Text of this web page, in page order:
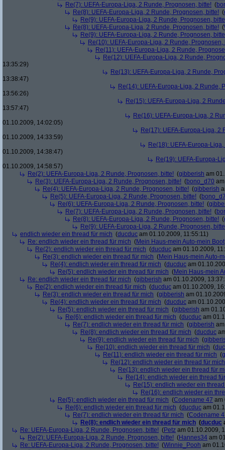
Re(7): UEFA-Europa-Liga, 2 Runde, Prognosen, bitte! (
Re(8): UEFA-Europa-Liga, 2 Runde, Prognosen, bitte! (
Re(9): UEFA-Europa-Liga, 2 Runde, Prognosen,
Re(8): UEFA-Europa-Liga, 2 Runde, Prognosen, bitte! (
Re(9): UEFA-Europa-Liga, 2 Runde, Prognosen,
Re(10): UEFA-Europa-Liga, 2 Runde, Prognosen,
Re(11): UEFA-Europa-Liga, 2 Runde,
Re(12): UEFA-Europa-Liga, 2 Runde,
13:35:29)
Re(13): UEFA-Europa-Liga, 2 Runde,
13:38:47)
Re(14): UEFA-Europa-Liga, 2 Runde,
13:56:26)
Re(15): UEFA-Europa-Liga, 2
13:57:47)
Re(16): UEFA-Europa-Liga, 2
01.10.2009, 14:02:05)
Re(17): UEFA-Europa-Liga, 2
01.10.2009, 14:33:59)
Re(18): UEFA-Europa-
01.10.2009, 14:38:47)
Re(19): UEFA-Europa-
01.10.2009, 14:58:57)
Re(2): UEFA-Europa-Liga, 2 Runde, Prognosen, bitte! (gibberish am
Re(3): UEFA-Europa-Liga, 2 Runde, Prognosen, bitte! (bono_d70
Re(4): UEFA-Europa-Liga, 2 Runde, Prognosen, bitte! (gibberish
Re(5): UEFA-Europa-Liga, 2 Runde, Prognosen, bitte! (
Re(6): UEFA-Europa-Liga, 2 Runde, Prognosen, bitte! (
Re(7): UEFA-Europa-Liga, 2 Runde, Prognosen, bitte! (
Re(8): UEFA-Europa-Liga, 2 Runde, Prognosen, bitte! (
Re(9): UEFA-Europa-Liga, 2 Runde, Prognosen,
endlich wieder ein thread für mich (ducduc am 01.10.2009, 11:55:11)
Re: endlich wieder ein thread für mich (Mein Haus-mein Auto-mein Boot
Re(2): endlich wieder ein thread für mich (ducduc am 01.10.2009,
Re(3): endlich wieder ein thread für mich (Mein Haus-mein Auto-
Re(4): endlich wieder ein thread für mich (ducduc am
Re(5): endlich wieder ein thread für mich (Mein Haus-mein
Re: endlich wieder ein thread für mich (gibberish am 01.10.2009,
Re(2): endlich wieder ein thread für mich (ducduc am 01.10.2009,
Re(3): endlich wieder ein thread für mich (gibberish am
Re(4): endlich wieder ein thread für mich (ducduc am
Re(5): endlich wieder ein thread für mich (gibberish am
Re(6): endlich wieder ein thread für mich (ducduc am
Re(7): endlich wieder ein thread für mich (gibberish
Re(8): endlich wieder ein thread für mich (ducduc
Re(9): endlich wieder ein thread für mich (
Re(10): endlich wieder ein thread für mich (
Re(11): endlich wieder ein thread für mich (
Re(12): endlich wieder ein thread für mich
Re(13): endlich wieder ein thread für
Re(14): endlich wieder ein thread
Re(15): endlich wieder ein
Re(16): endlich wieder ein
Re(5): endlich wieder ein thread für mich (Codename 47 am
Re(6): endlich wieder ein thread für mich (ducduc am
Re(7): endlich wieder ein thread für mich (Codename
Re(8): endlich wieder ein thread für mich (ducduc
Re: UEFA-Europa-Liga, 2 Runde, Prognosen, bitte! (Petz am 01.10.2009,
Re(2): UEFA-Europa-Liga, 2 Runde, Prognosen, bitte! (Hannes34 am
Re: UEFA-Europa-Liga, 2 Runde, Prognosen, bitte! (Winnie_Pooh am